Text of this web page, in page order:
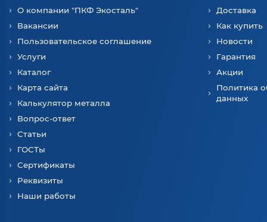
О компании "ПКФ Экосталь"
Вакансии
Пользовательское соглашение
Услуги
Каталог
Карта сайта
Калькулятор металла
Вопрос-ответ
Статьи
ГОСТы
Сертификаты
Реквизиты
Наши работы
Доставка
Как купить
Новости
Гарантия
Акции
Политика
данных